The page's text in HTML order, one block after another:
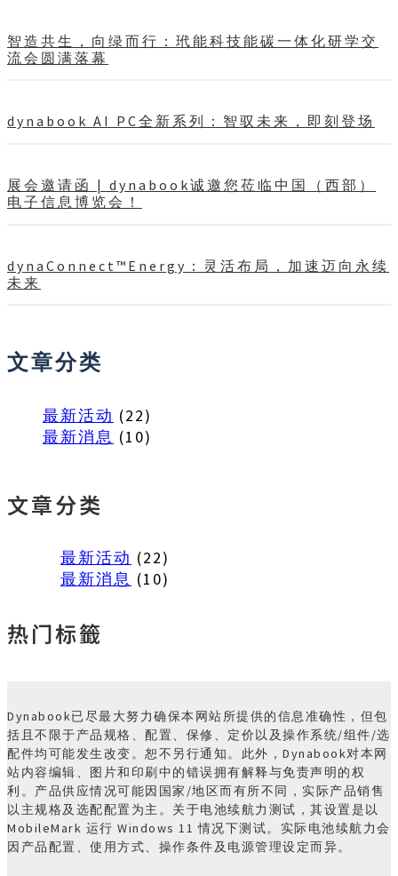
智造共生，向绿而行：玳能科技能碳一体化研学交
流会圆满落幕
dynabook AI PC全新系列：智驭未来，即刻登场
展会邀请函 | dynabook诚邀您莅临中国（西部）
电子信息博览会！
dynaConnect™Energy：灵活布局，加速迈向永续
未来
文章分类
最新活动 (22)
最新消息 (10)
文章分类
最新活动 (22)
最新消息 (10)
热门标籤
Dynabook已尽最大努力确保本网站所提供的信息准确性，但包
括且不限于产品规格、配置、保修、定价以及操作系统/组件/选
配件均可能发生改变。恕不另行通知。此外，Dynabook对本网
站内容编辑、图片和印刷中的错误拥有解释与免责声明的权
利。产品供应情况可能因国家/地区而有所不同，实际产品销售
以主规格及选配配置为主。关于电池续航力测试，其设置是以
MobileMark 运行 Windows 11 情况下测试。实际电池续航力会
因产品配置、使用方式、操作条件及电源管理设定而异。